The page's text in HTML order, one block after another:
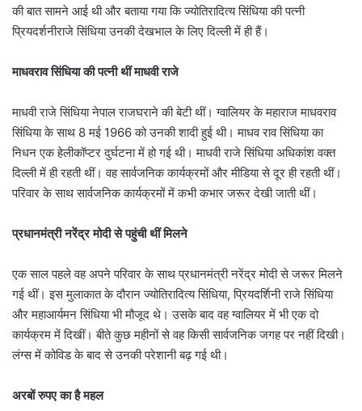
की बात सामने आई थी और बताया गया कि ज्योतिरादित्य सिंधिया की पत्नी
प्रियदर्शनीराजे सिंधिया उनकी देखभाल के लिए दिल्ली में ही हैं।
माधवराव सिंधिया की पत्नी थीं माधवी राजे
माधवी राजे सिंधिया नेपाल राजघराने की बेटी थीं। ग्वालियर के महाराज माधवराव
सिंधिया के साथ 8 मई 1966 को उनकी शादी हुई थी। माधव राव सिंधिया का
निधन एक हेलीकॉप्टर दुर्घटना में हो गई थी। माधवी राजे सिंधिया अधिकांश वक्त
दिल्ली में ही रहती थीं। वह सार्वजनिक कार्यक्रमों और मीडिया से दूर ही रहती थीं।
परिवार के साथ सार्वजनिक कार्यक्रमों में कभी कभार जरूर देखी जाती थीं।
प्रधानमंत्री नरेंद्र मोदी से पहुंची थीं मिलने
एक साल पहले वह अपने परिवार के साथ प्रधानमंत्री नरेंद्र मोदी से जरूर मिलने
गई थीं। इस मुलाकात के दौरान ज्योतिरादित्य सिंधिया, प्रियदर्शिनी राजे सिंधिया
और महाआर्यमन सिंधिया भी मौजूद थे। उसके बाद वह ग्वालियर में भी एक दो
कार्यक्रम में दिखीं। बीते कुछ महीनों से वह किसी सार्वजनिक जगह पर नहीं दिखी।
लंग्स में कोविड के बाद से उनकी परेशानी बढ़ गई थी।
अरबों रुपए का है महल